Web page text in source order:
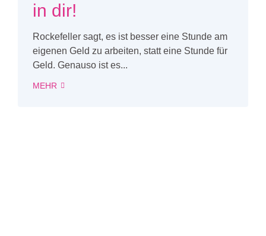
in dir!
Rockefeller sagt, es ist besser eine Stunde am
eigenen Geld zu arbeiten, statt eine Stunde für
Geld. Genauso ist es...
MEHR